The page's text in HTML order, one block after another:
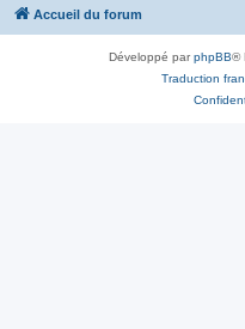
Accueil du forum
Développé parphpBB®
Traduction